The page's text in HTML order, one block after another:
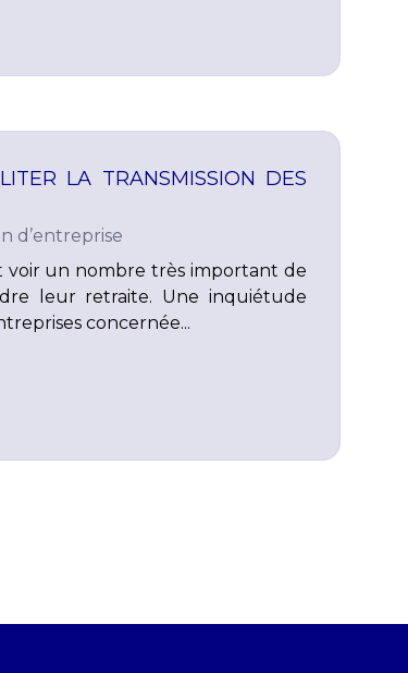
LA TRANSMISSION DES
d’entreprise
voir un nombre très important de
leur retraite. Une inquiétude
concernée...